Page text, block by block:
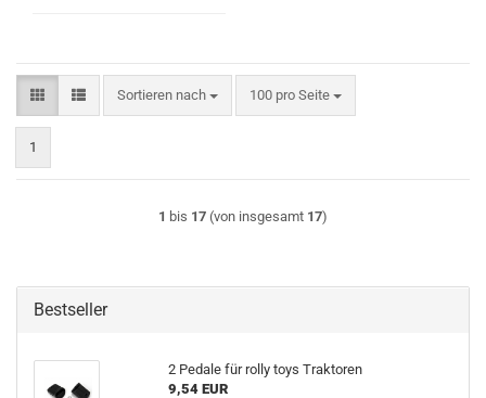
Sortieren nach
Sortieren nach 100 pro Seite
pro Seite
1
1 bis 17 (von insgesamt 17)
Bestseller
2 Pedale für rolly toys Traktoren
9,54 EUR